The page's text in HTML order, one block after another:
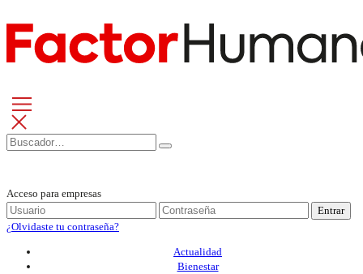
Acceso para empresas
Entrar
¿Olvidaste tu contraseña?
Actualidad
Bienestar